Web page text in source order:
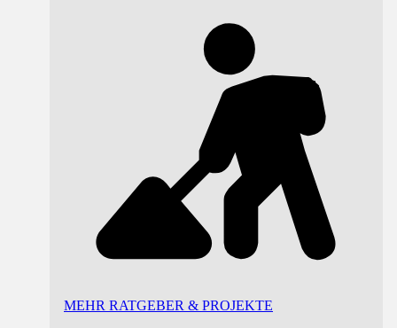
MEHR RATGEBER & PROJEKTE